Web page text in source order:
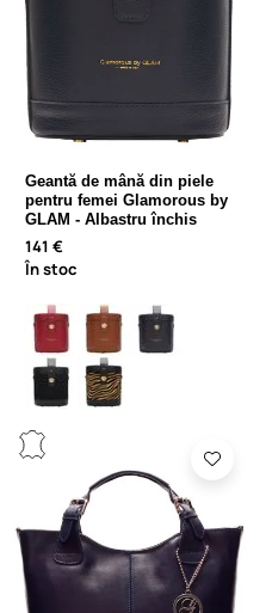
Geantă de mână din piele
pentru femei Glamorous by
GLAM - Albastru închis
141 €
În stoc